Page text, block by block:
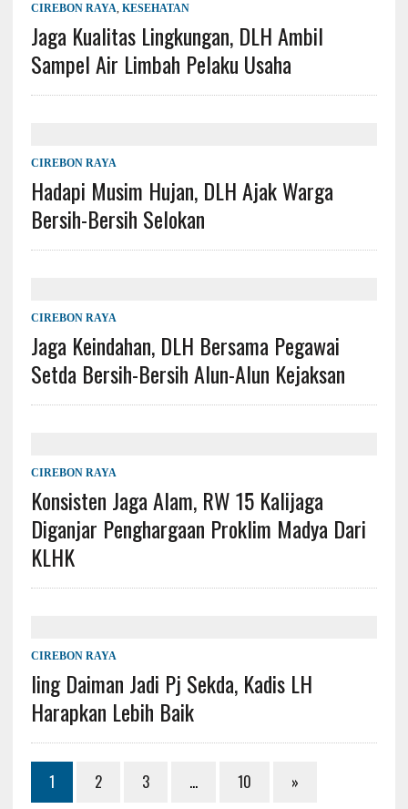
CIREBON RAYA KESEHATAN
Jaga Kualitas Lingkungan, DLH Ambil
Sampel Air Limbah Pelaku Usaha
CIREBON RAYA
Hadapi Musim Hujan, DLH Ajak Warga
Bersih-Bersih Selokan
CIREBON RAYA
Jaga Keindahan, DLH Bersama Pegawai
Setda Bersih-Bersih Alun-Alun Kejaksan
CIREBON RAYA
Konsisten Jaga Alam, RW 15 Kalijaga
Diganjar Penghargaan Proklim Madya Dari
KLHK
CIREBON RAYA
Iing Daiman Jadi Pj Sekda, Kadis LH
Harapkan Lebih Baik
1 2 3 … 10 »